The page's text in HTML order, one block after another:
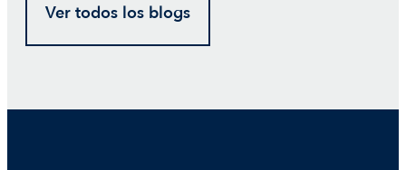
Ver todos los blogs